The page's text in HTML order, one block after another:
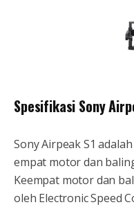
Spesifikasi Sony
Sony Airpeak S1
empat motor dan
Keempat motor dan
oleh Electronic Speed